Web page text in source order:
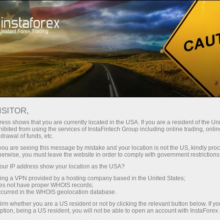
InstaForex bilan siz haqiqatan
ega bo‘lasiz: 1:5000 gacha kredit
yelkasi, bozordagi eng yaxshi
spred va komissiyalardan biri,
shuningdek aksiyalar va indekslar
bilan savdo qilish uchun qulay
shartlar.
Kichik
Har bir depozit uchun
30% bonus
Savdoda
va trassada tezlik
shows that you are currently located in the USA. If you are a resident of the
from using the services of InstaFintech Group including online trading,
of funds, etc.
are seeing this message by mistake and your location is not the US, kindly
you must leave the website in order to comply with government
IP address show your location as the USA?
a VPN provided by a hosting company based in the United States;
not have proper WHOIS records;
in the WHOIS geolocation database.
whether you are a US resident or not by clicking the relevant button below. If
being a US resident, you will not be able to open an account with InstaForex